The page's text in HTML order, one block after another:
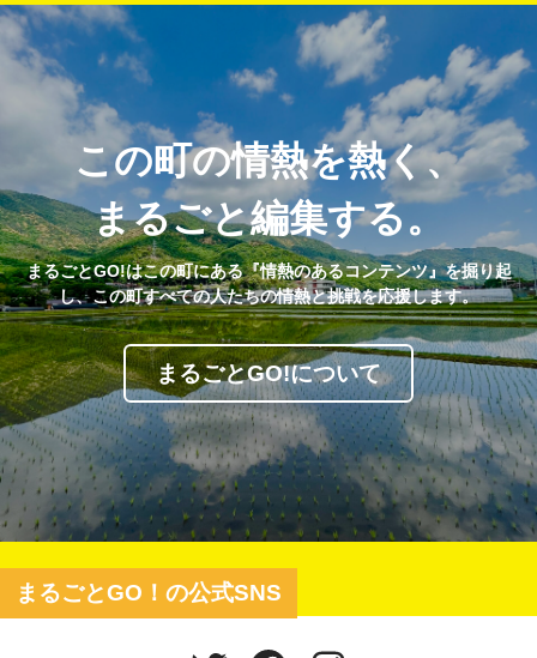
この町の情熱を熱く、
まるごと編集する。
まるごとGO!はこの町にある『情熱のあるコンテンツ』を掘り起
し、この町すべての人たちの情熱と挑戦を応援します。
まるごとGO!について
まるごとGO！の公式SNS